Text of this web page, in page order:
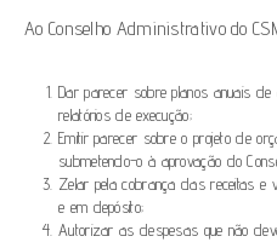
Ao Conselho Administrativo do
Dar parecer sobre planos anuais
relatórios de execução;
Emitir parecer sobre o projeto de
submetendo-o à aprovação do
Zelar pela cobrança das receitas e
e em depósito;
Autorizar as despesas que não